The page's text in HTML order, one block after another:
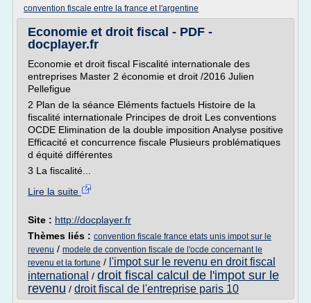
convention fiscale entre la france et l'argentine
Economie et droit fiscal - PDF -
docplayer.fr
Economie et droit fiscal Fiscalité internationale des
entreprises Master 2 économie et droit /2016 Julien
Pellefigue
2 Plan de la séance Eléments factuels Histoire de la
fiscalité internationale Principes de droit Les conventions
OCDE Elimination de la double imposition Analyse positive
Efficacité et concurrence fiscale Plusieurs problématiques
d équité différentes
3 La fiscalité...
Lire la suite
Site : http://docplayer.fr
Thèmes liés : convention fiscale france etats unis impot sur le
revenu / modele de convention fiscale de l'ocde concernant le
revenu et la fortune / l'impot sur le revenu en droit fiscal
international / droit fiscal calcul de l'impot sur le
revenu / droit fiscal de l'entreprise paris 10